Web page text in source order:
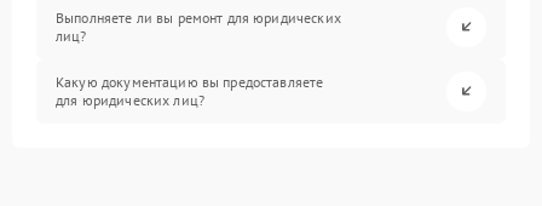
Выполняете ли вы ремонт для юридических
лиц?
Какую документацию вы предоставляете
для юридических лиц?